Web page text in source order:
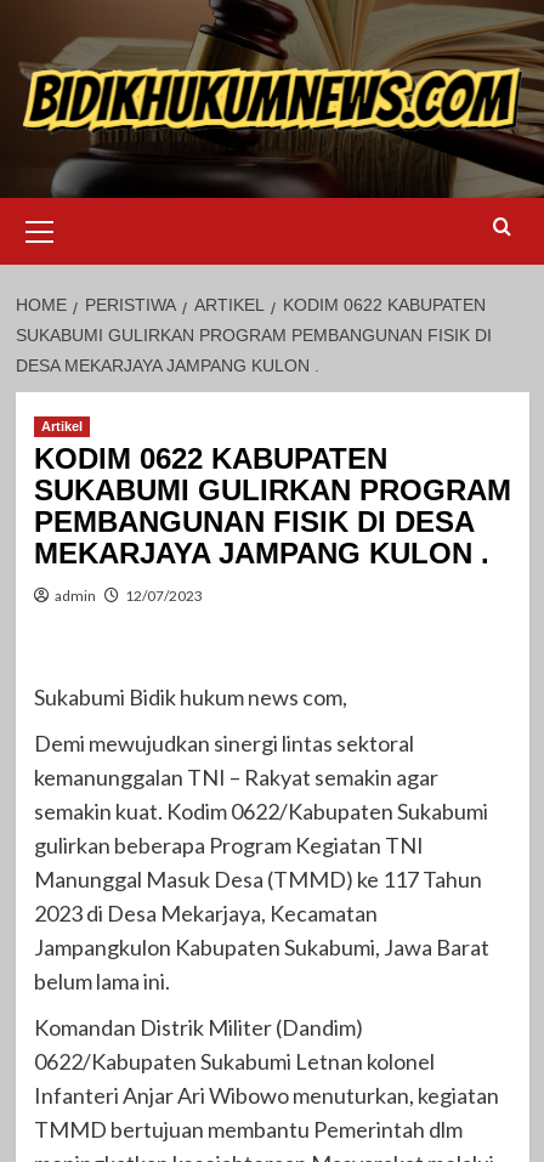
content
Menu
HOME PERISTIWA ARTIKEL
KODIM 0622 KABUPATEN
SUKABUMI GULIRKAN PROGRAM PEMBANGUNAN FISIK DI
DESA MEKARJAYA JAMPANG KULON .
Artikel
KODIM 0622 KABUPATEN
SUKABUMI GULIRKAN PROGRAM
PEMBANGUNAN FISIK DI DESA
MEKARJAYA JAMPANG KULON .
admin 12/07/2023
Sukabumi Bidik hukum news com,
Demi mewujudkan sinergi lintas sektoral
kemanunggalan TNI – Rakyat semakin agar
semakin kuat. Kodim 0622/Kabupaten Sukabumi
gulirkan beberapa Program Kegiatan TNI
Manunggal Masuk Desa (TMMD) ke 117 Tahun
2023 di Desa Mekarjaya, Kecamatan
Jampangkulon Kabupaten Sukabumi, Jawa Barat
belum lama ini.
Komandan Distrik Militer (Dandim)
0622/Kabupaten Sukabumi Letnan kolonel
Infanteri Anjar Ari Wibowo menuturkan, kegiatan
TMMD bertujuan membantu Pemerintah dlm